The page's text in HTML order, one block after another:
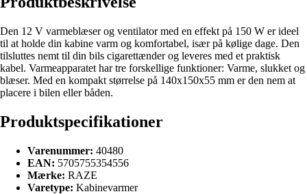
Den 12 V varmeblæser og ventilator med en effekt på 150 W er ideel
til at holde din kabine varm og komfortabel, især på kølige dage. Den
tilsluttes nemt til din bils cigarettænder og leveres med et praktisk
kabel. Varmeapparatet har tre forskellige funktioner: Varme, slukket og
blæser. Med en kompakt størrelse på 140x150x55 mm er den nem at
placere i bilen eller båden.
Produktspecifikationer
Varenummer: 40480
EAN: 5705755354556
Mærke: RAZE
Varetype: Kabinevarmer